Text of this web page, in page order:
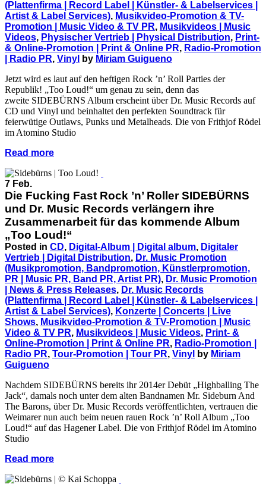
(Plattenfirma | Record Label | Künstler- & Labelservices |
Artist & Label Services), Musikvideo-Promotion & TV-
Promotion | Music Video & TV PR, Musikvideos | Music
Videos, Physischer Vertrieb | Physical Distribution, Print-
& Online-Promotion | Print & Online PR, Radio-Promotion
| Radio PR, Vinyl by Miriam Guigueno
Jetzt wird es laut auf den heftigen Rock ’n’ Roll Parties der
Republik! „Too Loud!“ um genau zu sein, denn das
zweite SIDEBÜRNS Album erscheint über Dr. Music Records auf
CD und Vinyl und beinhaltet den perfekten Soundtrack für
feierwütige Outlaws, Punks und Metalheads. Die von Frithjof Rödel
im Atomino Studio
Read more
7 Feb.
Die Fucking Fast Rock ’n’ Roller SIDEBÜRNS
und Dr. Music Records verlängern ihre
Zusammenarbeit für das kommende Album
„Too Loud!“
Posted in CD, Digital-Album | Digital album, Digitaler
Vertrieb | Digital Distribution, Dr. Music Promotion
(Musikpromotion, Bandpromotion, Künstlerpromotion,
PR | Music PR, Band PR, Artist PR), Dr. Music Promotion
| News & Press Releases, Dr. Music Records
(Plattenfirma | Record Label | Künstler- & Labelservices |
Artist & Label Services), Konzerte | Concerts | Live
Shows, Musikvideo-Promotion & TV-Promotion | Music
Video & TV PR, Musikvideos | Music Videos, Print- &
Online-Promotion | Print & Online PR, Radio-Promotion |
Radio PR, Tour-Promotion | Tour PR, Vinyl by Miriam
Guigueno
Nachdem SIDEBÜRNS bereits ihr 2014er Debüt „Highballing The
Jack“, damals noch unter dem alten Bandnamen Mr. Sideburn And
The Barons, über Dr. Music Records veröffentlichten, vertrauen die
Weimarer nun auch beim neuen rauen Rock ’n’ Roll Album „Too
Loud!“ auf das Hagener Label. Die von Frithjof Rödel im Atomino
Studio
Read more